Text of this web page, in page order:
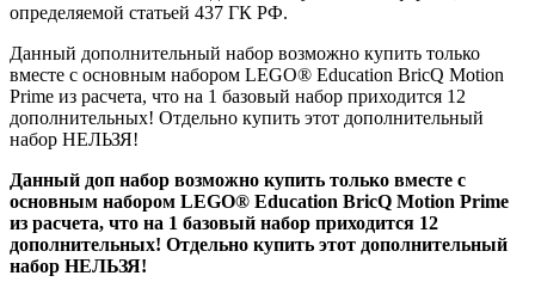
определяемой статьей 437 ГК РФ.
Данный дополнительный набор возможно купить только
вместе с основным набором LEGO® Education BricQ Motion
Prime из расчета, что на 1 базовый набор приходится 12
дополнительных! Отдельно купить этот дополнительный
набор НЕЛЬЗЯ!
Данный доп набор возможно купить только вместе с
основным набором LEGO® Education BricQ Motion Prime
из расчета, что на 1 базовый набор приходится 12
дополнительных! Отдельно купить этот дополнительный
набор НЕЛЬЗЯ!